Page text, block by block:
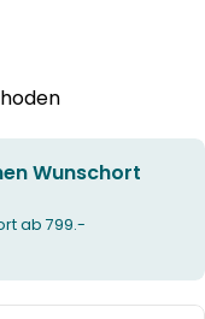
Wunschort
ab 799.-